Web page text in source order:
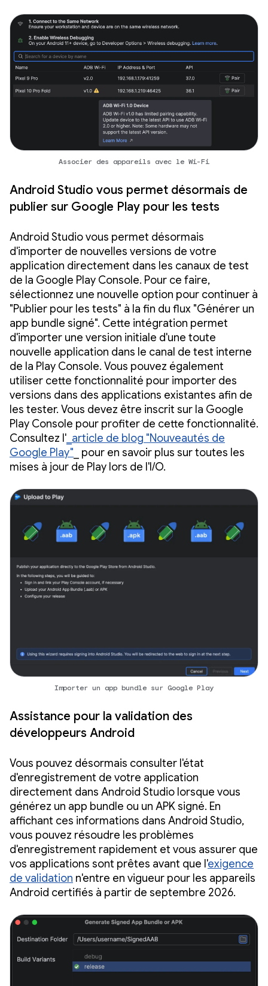
Associer des appareils avec le Wi-Fi
Android Studio vous permet désormais de
publier sur Google Play pour les tests
Android Studio vous permet désormais
d'importer de nouvelles versions de votre
application directement dans les canaux de test
de la Google Play Console. Pour ce faire,
sélectionnez une nouvelle option pour continuer à
"Publier pour les tests" à la fin du flux "Générer un
app bundle signé". Cette intégration permet
d'importer une version initiale d'une toute
nouvelle application dans le canal de test interne
de la Play Console. Vous pouvez également
utiliser cette fonctionnalité pour importer des
versions dans des applications existantes afin de
les tester. Vous devez être inscrit sur la Google
Play Console pour profiter de cette fonctionnalité.
Consultez l' _article de blog "Nouveautés de
Google Play" _ pour en savoir plus sur toutes les
mises à jour de Play lors de l'I/O.
Importer un app bundle sur Google Play
Assistance pour la validation des
développeurs Android
Vous pouvez désormais consulter l'état
d'enregistrement de votre application
directement dans Android Studio lorsque vous
générez un app bundle ou un APK signé. En
affichant ces informations dans Android Studio,
vous pouvez résoudre les problèmes
d'enregistrement rapidement et vous assurer que
vos applications sont prêtes avant que l'exigence
de validation n'entre en vigueur pour les appareils
Android certifiés à partir de septembre 2026.